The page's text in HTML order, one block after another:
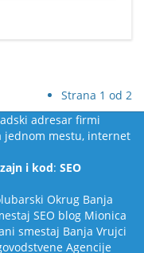
Strana 1 od 2
adresar firmi
jednom mestu, internet
i kod: SEO
Okrug Banja
SEO blog Mionica
smestaj Banja Vrujci
Agencije